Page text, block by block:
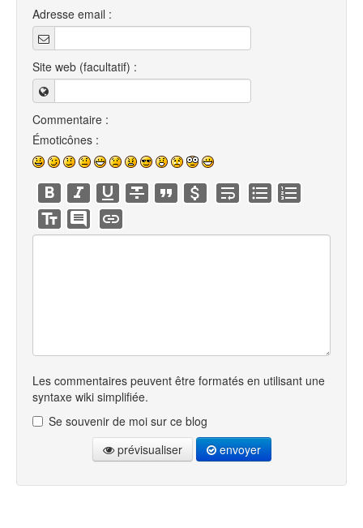
Adresse email :
Site web (facultatif) :
Commentaire :
Émoticônes :
Les commentaires peuvent être formatés en utilisant une
syntaxe wiki simplifiée.
Se souvenir de moi sur ce blog
prévisualiser
envoyer